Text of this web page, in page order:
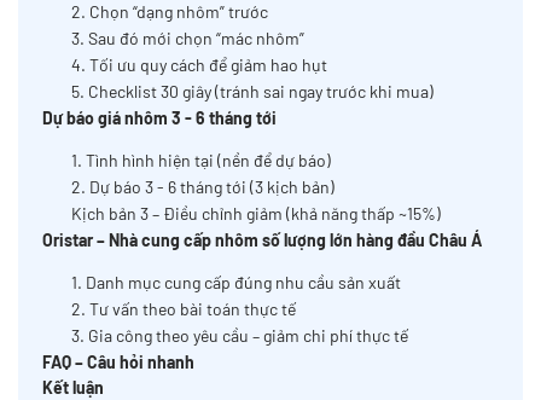
2. Chọn “dạng nhôm” trước
3. Sau đó mới chọn “mác nhôm”
4. Tối ưu quy cách để giảm hao hụt
5. Checklist 30 giây (tránh sai ngay trước khi mua)
Dự báo giá nhôm 3 - 6 tháng tới
1. Tình hình hiện tại (nền để dự báo)
2. Dự báo 3 - 6 tháng tới (3 kịch bản)
Kịch bản 3 – Điều chỉnh giảm (khả năng thấp ~15%)
Oristar – Nhà cung cấp nhôm số lượng lớn hàng đầu Châu Á
1. Danh mục cung cấp đúng nhu cầu sản xuất
2. Tư vấn theo bài toán thực tế
3. Gia công theo yêu cầu – giảm chi phí thực tế
FAQ – Câu hỏi nhanh
Kết luận